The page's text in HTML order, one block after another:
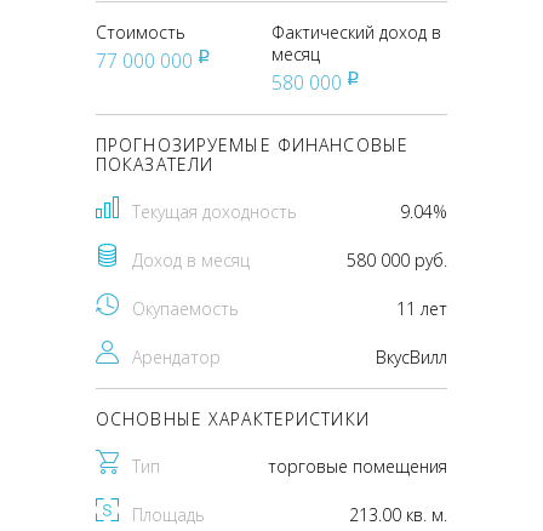
Стоимость
77 000 000 pуб
Фактический доход в
месяц
580 000 pуб
ПРОГНОЗИРУЕМЫЕ ФИНАНСОВЫЕ
ПОКАЗАТЕЛИ
Текущая доходность 9.04%
Доход в месяц 580 000 руб.
Окупаемость 11 лет
Арендатор ВкусВилл
ОСНОВНЫЕ ХАРАКТЕРИСТИКИ
Тип торговые помещения
Площадь 213.00 кв. м.